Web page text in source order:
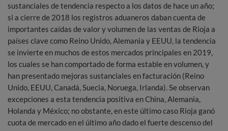
sustanciales de tendencia respecto a los datos de hace un año;
si a cierre de 2018 los registros aduaneros daban cuenta de
importantes caídas de valor y volumen de las ventas de Rioja a
países clave como Reino Unido, Alemania y EEUU, la tendencia
se invierte en muchos de estos mercados principales en 2019,
los cuales se han comportado de forma estable en volumen, y
han presentado mejoras sustanciales en facturación (Reino
Unido, EEUU, Canadá, Suecia, Noruega, Irlanda). Se observan
excepciones a esta tendencia positiva en China, Alemania,
Holanda y México; no obstante, en este último caso Rioja ganó
cuota de mercado en el último año dado el fuerte descenso del